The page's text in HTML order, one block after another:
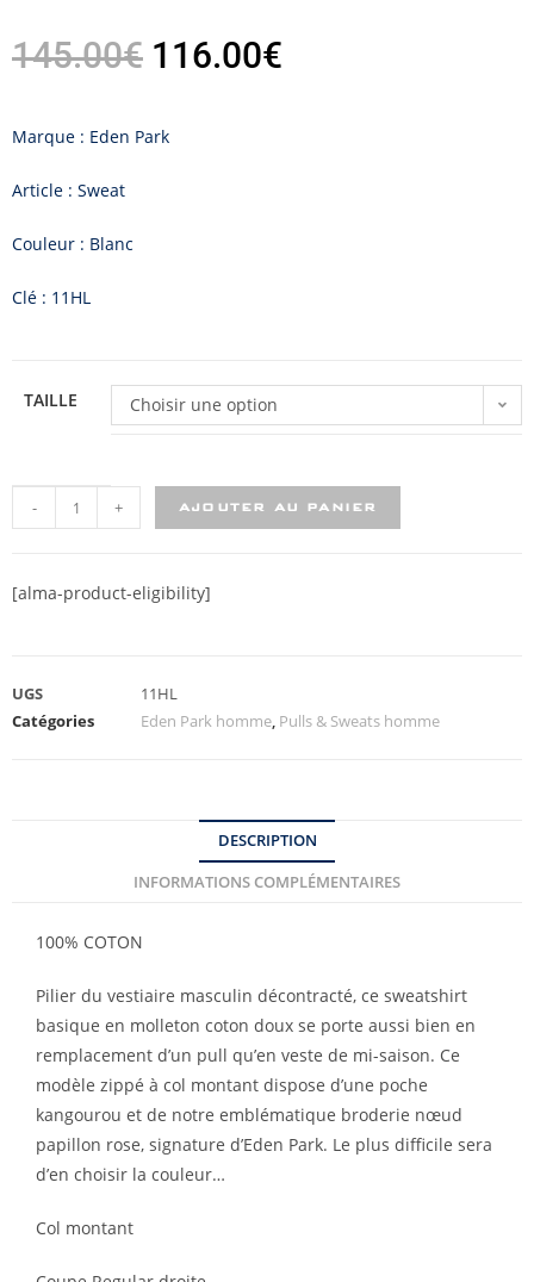
145.00€ 116.00€
Marque : Eden Park
Article : Sweat
Couleur : Blanc
Clé : 11HL
TAILLE Choisir une option
- + AJOUTER AU PANIER
[alma-product-eligibility]
UGS
11HL
Catégories
Eden Park homme, Pulls & Sweats homme
DESCRIPTION
INFORMATIONS COMPLÉMENTAIRES
100% COTON
Pilier du vestiaire masculin décontracté, ce sweatshirt
basique en molleton coton doux se porte aussi bien en
remplacement d’un pull qu’en veste de mi-saison. Ce
modèle zippé à col montant dispose d’une poche
kangourou et de notre emblématique broderie nœud
papillon rose, signature d’Eden Park. Le plus difficile sera
d’en choisir la couleur…
Col montant